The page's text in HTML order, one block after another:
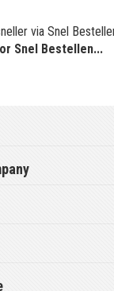
via Snel
Snel Bestellen...